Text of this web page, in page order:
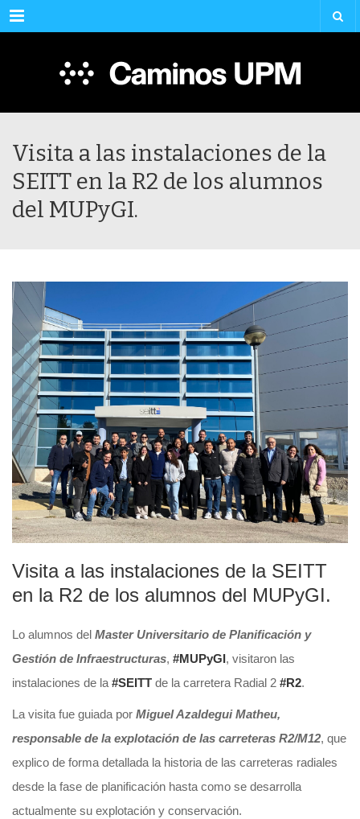
Menu
Visita a las instalaciones de la
SEITT en la R2 de los alumnos
del MUPyGI.
Visita a las instalaciones de la SEITT
en la R2 de los alumnos del MUPyGI.
Lo alumnos del Master Universitario de Planificación y
Gestión de Infraestructuras, #MUPyGI, visitaron las
instalaciones de la #SEITT de la carretera Radial 2 #R2.
La visita fue guiada por Miguel Azaldegui Matheu,
responsable de la explotación de las carreteras R2/M12, que
explico de forma detallada la historia de las carreteras radiales
desde la fase de planificación hasta como se desarrolla
actualmente su explotación y conservación.